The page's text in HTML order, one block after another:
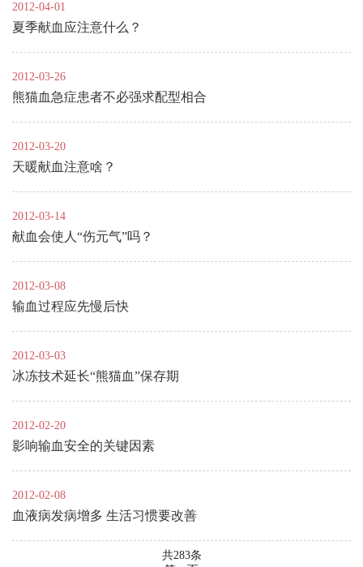
2012-04-01
夏季献血应注意什么？
2012-03-26
熊猫血急症患者不必强求配型相合
2012-03-20
天暖献血注意啥？
2012-03-14
献血会使人“伤元气”吗？
2012-03-08
输血过程应先慢后快
2012-03-03
冰冻技术延长“熊猫血”保存期
2012-02-20
影响输血安全的关键因素
2012-02-08
血液病发病增多 生活习惯要改善
共283条